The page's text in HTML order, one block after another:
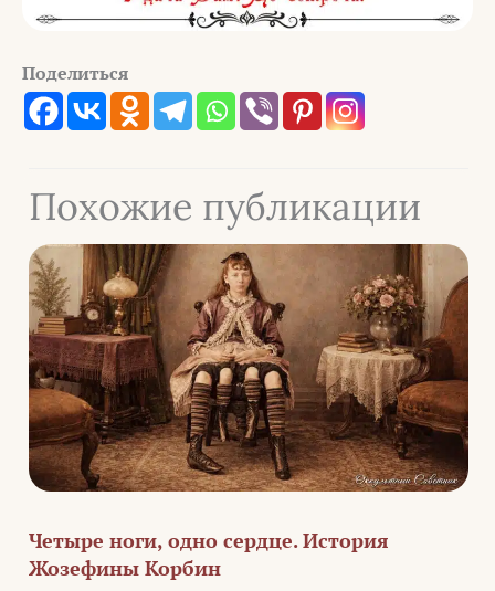
Поделиться
Похожие публикации
Четыре ноги, одно сердце. История
Жозефины Корбин